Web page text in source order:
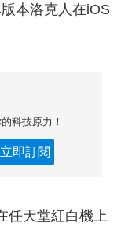
本洛克人在iOS
科技原力！
立即訂閱
任天堂紅白機上